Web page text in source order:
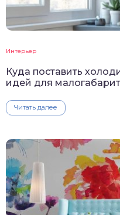
Интерьер
Куда поставить
идей для
Читать далее